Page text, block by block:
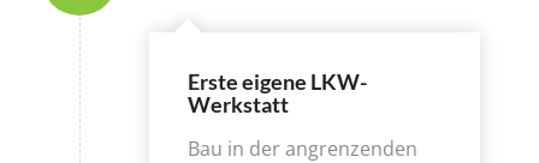
Erste eigene LKW-
Werkstatt
Bau in der angrenzenden